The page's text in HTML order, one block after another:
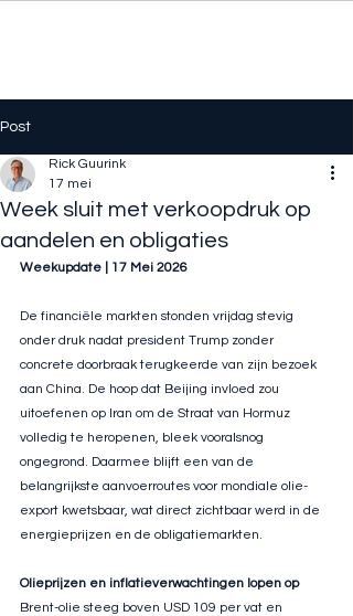
Post
Week sluit met verkoopdruk op
aandelen en obligaties
Rick Guurink
17 mei
Weekupdate | 17 Mei 2026
De financiële markten stonden vrijdag stevig
onder druk nadat president Trump zonder
concrete doorbraak terugkeerde van zijn bezoek
aan China. De hoop dat Beijing invloed zou
uitoefenen op Iran om de Straat van Hormuz
volledig te heropenen, bleek vooralsnog
ongegrond. Daarmee blijft een van de
belangrijkste aanvoerroutes voor mondiale olie-
export kwetsbaar, wat direct zichtbaar werd in de
energieprijzen en de obligatiemarkten.
Olieprijzen en inflatieverwachtingen lopen op
Brent-olie steeg boven USD 109 per vat en